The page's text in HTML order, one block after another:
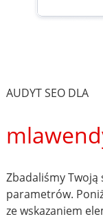
AUDYT SEO DLA
Zbadaliśmy
parametrów.
ze wskazaniem